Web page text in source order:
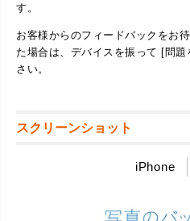
す。
お客様からのフィードバックをお
た場合は、デバイスを振って [問
さい。
スクリーンショット
iPhone